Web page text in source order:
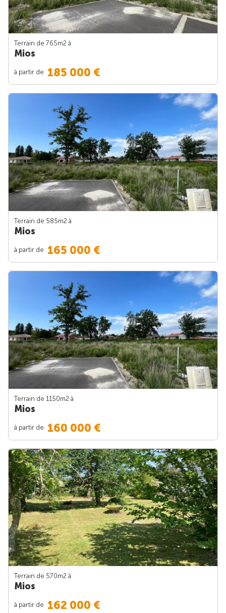
Terrain de 765m2 à
Mios
à partir de 185 000 €
Terrain de 585m2 à
Mios
à partir de 165 000 €
Terrain de 1150m2 à
Mios
à partir de 160 000 €
Terrain de 570m2 à
Mios
à partir de 162 000 €